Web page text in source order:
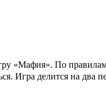
«Мафия». По
Игра делится на два